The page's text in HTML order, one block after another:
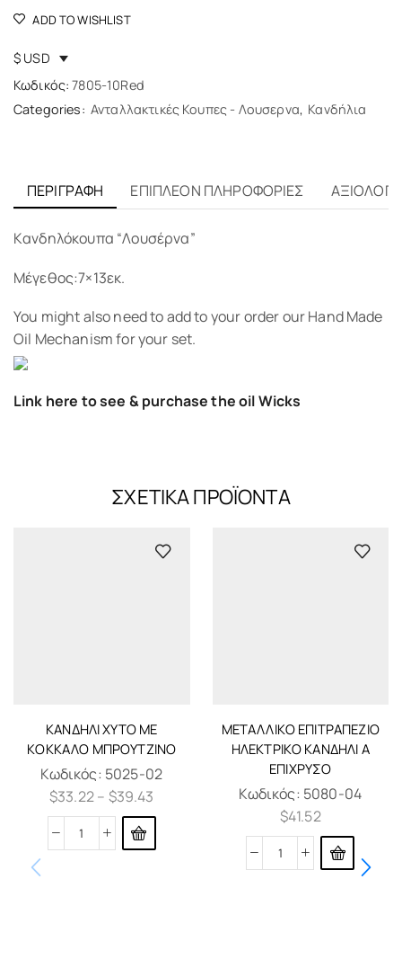
ADD TO WISHLIST
$ USD
Κωδικός: 7805-10Red
Categories: Ανταλλακτικές Κουπες - Λουσερνα, Κανδήλια
ΠΕΡΙΓΡΑΦΉ ΕΠΙΠΛΈΟΝ ΠΛΗΡΟΦΟΡΊΕΣ
Kανδηλόκουπα “Λουσέρνα”
Μέγεθος:7×13εκ.
You might also need to add to your order our Hand Made
Oil Mechanism for your set.
Link here to see & purchase the oil Wicks
ΣΧΕΤΙΚΆ ΠΡΟΪΌΝΤΑ
ΚΑΝΔΉΛΙ ΧΥΤΌ ΜΕ
ΚΌΚΚΑΛΟ ΜΠΡΟΎΤΖΙΝΟ
Κωδικός: 5025-02
$33.22– $39.43
ΜΕΤΑΛΛΙΚΌ ΕΠΙΤΡΑΠΈΖΙΟ
ΗΛΕΚΤΡΙΚΌ ΚΑΝΔΉΛΙ Α
ΕΠΊΧΡΥΣΟ
Κωδικός: 5080-04
$41.52